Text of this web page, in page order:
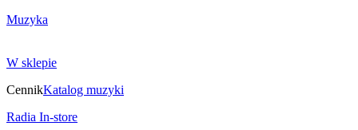
Muzyka
W sklepie
CennikKatalog muzyki
Radia In-store